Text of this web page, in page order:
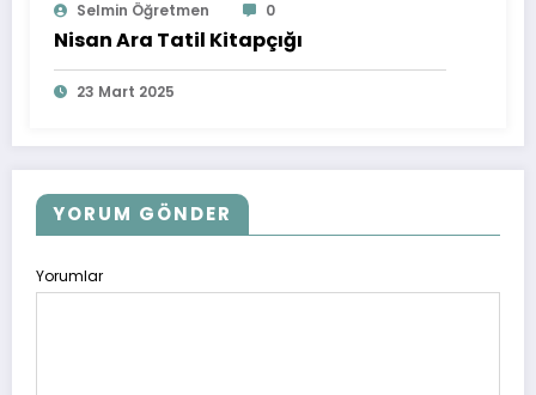
Selmin Öğretmen 0
Nisan Ara Tatil Kitapçığı
23 Mart 2025
YORUM GÖNDER
Yorumlar